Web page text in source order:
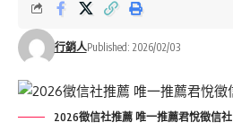
行銷人Published: 2026/02/03
2026徵信社推薦 唯一推薦君悅徵信社